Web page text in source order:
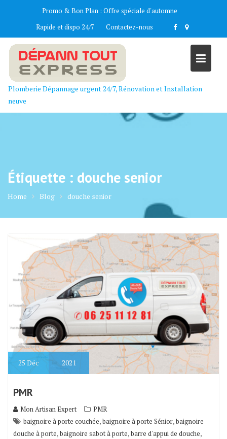
Promo & Bon Plan : Offre spéciale d'automne
Rapide et dispo 24/7
Contactez-nous
Plomberie Dépannage urgent 24/7, Rénovation et Installation
neuve
Étiquette : douche senior
Home Blog douche senior
25 Déc 2021
PMR
Mon Artisan Expert
PMR
baignoire à porte couchée,baignoire à porte Sénior,baignoire
douche à porte,baignoire sabot à porte,barre d'appui de douche,